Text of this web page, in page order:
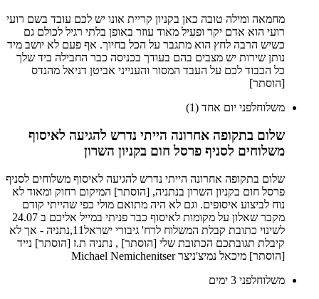
מחמאה ומילה טובה כאן בקניון קריית אונו יש לכם עובד בשם רועי
רועי הוא אדם יקר ופעיל מאוד עוזר באופן בלתי רגיל לכולם גם
כשיש הרבה לחץ הוא מתגבר על הכל בחיוך. אף פעם לא יושב מיד
נותן שירות יש מצבים בהם בעודך בכניסה כבר החבילה ביד שלך
כל הכבוד לכם על העבד המסור והענייני אביטן דניאל מהנדס
[הוסתר]
משלוחלפני יום אחד (1)
שלום בתקופה אחרונה הייתי נדרש להגיעה לאיסוף
משלוחים לסניף פרסל חום בקניון השרון
שלום בתקופה אחרונה הייתי נדרש להגיעה לאיסוף משלוחים לסניף
פרסל חום בקניון השרון בנתניה, [הוסתר] המיקום רחוק ומאוד לא
נוח לביצוע איסופים. וגם לא היה מתואם מולי כפי שהייתי קודם
מקבר שאלון על מקומות לאיסוף כבר פניתי במייל אליכם ב 24.07
לשינוי כתובת קבלת המשלוח לרח' גיבורי ישראל11,נתניה - אך לא
קיבלת תגובתכם הכתובת שלי [הוסתר] , נתניה ת.ז [הוסתר] נייד
[הוסתר] מיכאל נמיצ'ניצר Michael Nemichenitser
משלוחלפני 3 ימים